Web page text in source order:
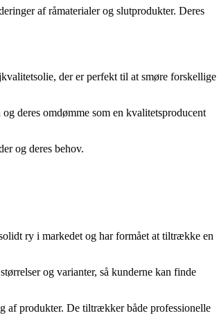
af råmaterialer og slutprodukter. Deres
der er perfekt til at smøre forskellige
deres omdømme som en kvalitetsproducent
og deres behov.
ry i markedet og har formået at tiltrække en
og varianter, så kunderne kan finde
af produkter. De tiltrækker både professionelle